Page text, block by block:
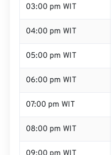
03:00 pm WIT
04:00 pm WIT
05:00 pm WIT
06:00 pm WIT
07:00 pm WIT
08:00 pm WIT